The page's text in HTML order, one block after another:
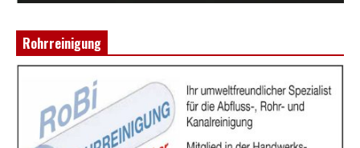
Rohrreinigung